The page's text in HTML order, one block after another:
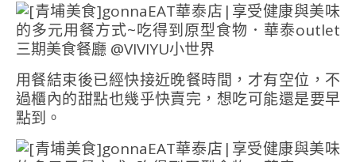
用餐結束後已經快接近晚餐時間，才有空位，不
過櫃內的甜點也幾乎快賣完，想吃可能還是要早
點到。